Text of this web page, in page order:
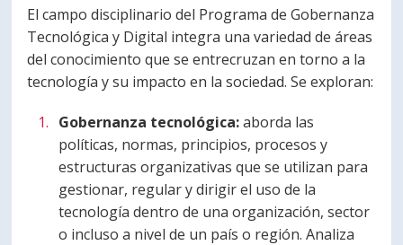
BIBLIOTECA
ENGLISH
Postulantes
Estudiantes Egresados
El campo disciplinario del Programa de Gobernanza
Tecnológica y Digital integra una variedad de áreas
del conocimiento que se entrecruzan en torno a la
tecnología y su impacto en la sociedad. Se exploran:
Gobernanza tecnológica:aborda las
políticas, normas, principios, procesos y
estructuras organizativas que se utilizan para
gestionar, regular y dirigir el uso de la
tecnología dentro de una organización, sector
o incluso a nivel de un país o región. Analiza